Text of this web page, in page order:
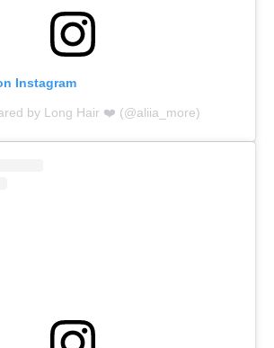
Instagram
by Long Hair ❤️ (@aliia_more)